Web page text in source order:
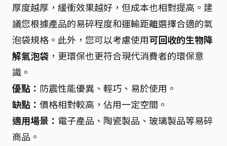
厚度越厚，緩衝效果越好，但成本也相對提高。建
議您根據產品的易碎程度和運輸距離選擇合適的氣
泡袋規格。此外，您可以考慮使用可回收的生物降
解氣泡袋 ，更環保也更符合現代消費者的環保意
識。
優點： 防震性能優異、輕巧、易於使用。
缺點： 價格相對較高，佔用一定空間。
適用場景： 電子產品、陶瓷製品、玻璃製品等易碎
商品。